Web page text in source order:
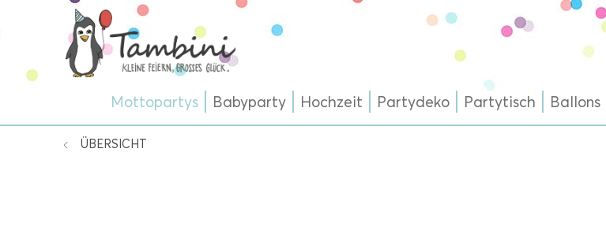
Mottopartys Babyparty Hochzeit Partydeko Partytisch Ballons
ÜBERSICHT